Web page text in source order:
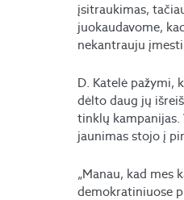
įsitraukimas,
juokaudavome,
nekantrauju
D. Katelė pažymi,
dėlto daug jų
tinklų kampanijas.
jaunimas stojo į
„Manau, kad mes
demokratiniuose